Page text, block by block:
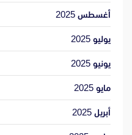
أغسطس 2025
يوليو 2025
يونيو 2025
مايو 2025
أبريل 2025